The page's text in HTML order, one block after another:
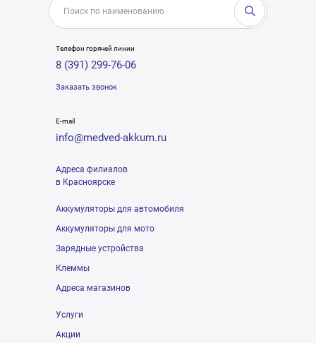
Телефон горячей линии
8 (391) 299-76-06
Заказать звонок
E-mail
info@medved-akkum.ru
Адреса филиалов
в Красноярске
Аккумуляторы для автомобиля
Аккумуляторы для мото
Зарядные устройства
Клеммы
Адреса магазинов
Услуги
Акции